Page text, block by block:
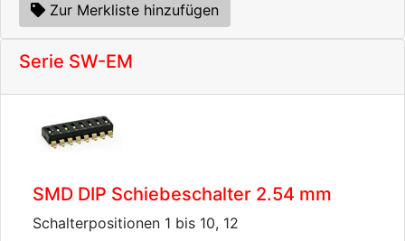
Zur Merkliste hinzufügen
Serie SW-EM
SMD DIP Schiebeschalter 2.54 mm
Schalterpositionen 1 bis 10, 12